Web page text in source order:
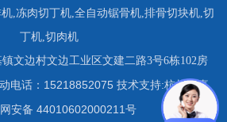
冻肉切丁机 全自动锯骨机 排骨切块机 切
丁机 切肉机
文边村文边工业区文建二路3号6栋102房
电话： 15218852075 技术支持:杭州四喜
安备 44010602000211号